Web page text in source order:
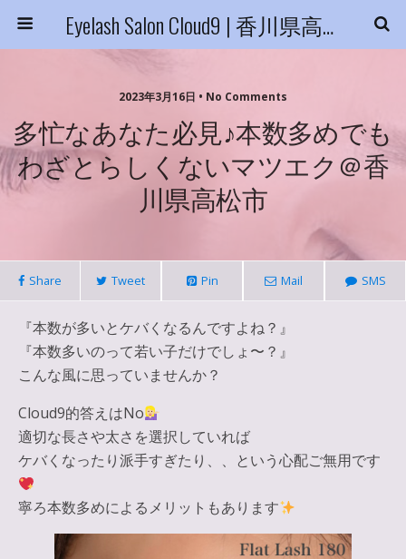
Eyelash Salon Cloud9 | 香川県高松市
2023年3月16日 • No Comments
多忙なあなた必見♪本数多めでも
わざとらしくないマツエク＠香
川県高松市
Share Tweet Pin Mail SMS
『本数が多いとケバくなるんですよね？』
『本数多いのって若い子だけでしょ〜？』
こんな風に思っていませんか？
Cloud9的答えはNo
適切な長さや太さを選択していれば
ケバくなったり派手すぎたり、、という心配ご無用です
寧ろ本数多めによるメリットもあります